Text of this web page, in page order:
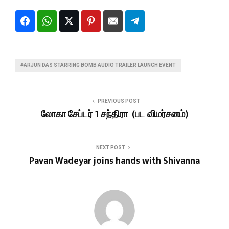
#ARJUN DAS STARRING BOMB AUDIO TRAILER LAUNCH EVENT
PREVIOUS POST
லோகா சேப்டர் 1 சந்திரா (பட விமர்சனம்)
NEXT POST
Pavan Wadeyar joins hands with Shivanna